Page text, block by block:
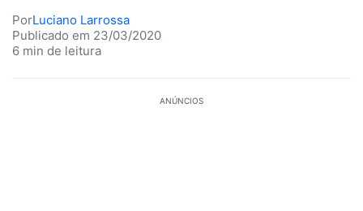
PorLuciano Larrossa
Publicado em 23/03/2020
6 min de leitura
ANÚNCIOS